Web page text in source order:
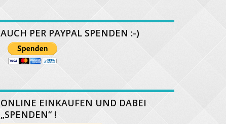
AUCH PER PAYPAL SPENDEN :-)
ONLINE EINKAUFEN UND DABEI
„SPENDEN“ !